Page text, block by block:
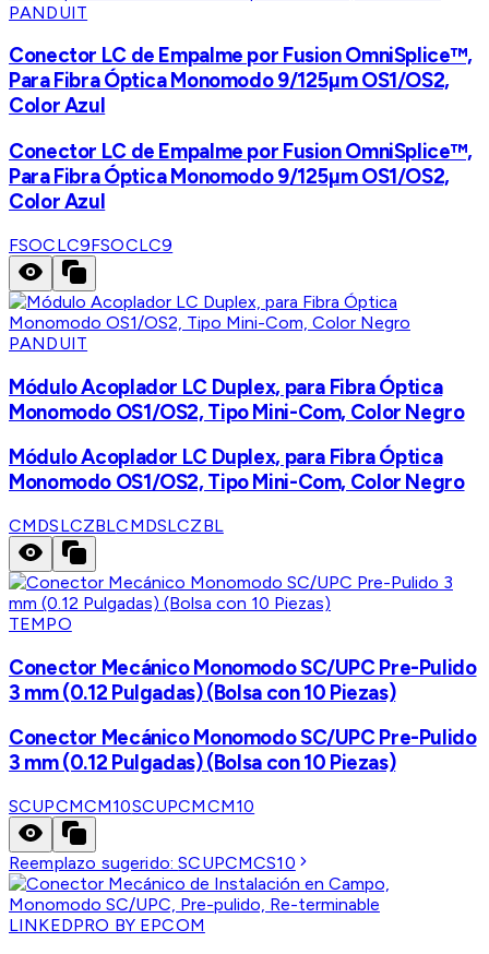
PANDUIT
Conector LC de Empalme por Fusion OmniSplice™,
Para Fibra Óptica Monomodo 9/125µm OS1/OS2,
Color Azul
Conector LC de Empalme por Fusion OmniSplice™,
Para Fibra Óptica Monomodo 9/125µm OS1/OS2,
Color Azul
FSOCLC9FSOCLC9
PANDUIT
Módulo Acoplador LC Duplex, para Fibra Óptica
Monomodo OS1/OS2, Tipo Mini-Com, Color Negro
Módulo Acoplador LC Duplex, para Fibra Óptica
Monomodo OS1/OS2, Tipo Mini-Com, Color Negro
CMDSLCZBLCMDSLCZBL
TEMPO
Conector Mecánico Monomodo SC/UPC Pre-Pulido
3 mm (0.12 Pulgadas) (Bolsa con 10 Piezas)
Conector Mecánico Monomodo SC/UPC Pre-Pulido
3 mm (0.12 Pulgadas) (Bolsa con 10 Piezas)
SCUPCMCM10SCUPCMCM10
Reemplazo sugerido:SCUPCMCS10
LINKEDPRO BY EPCOM